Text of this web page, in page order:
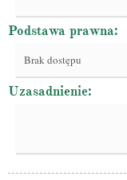
Podstawa prawna:
Brak dostępu
Uzasadnienie: